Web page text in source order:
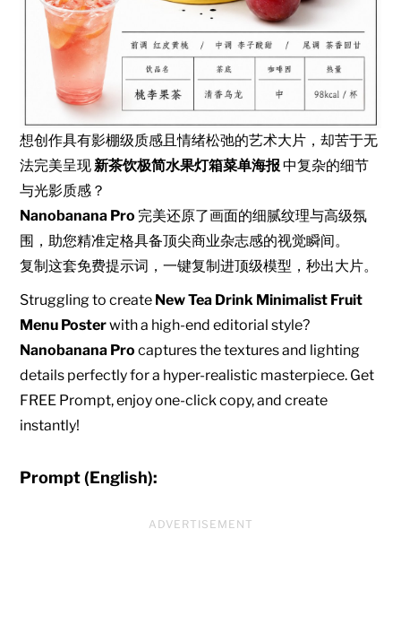
想创作具有影棚级质感且情绪松弛的艺术大片，却苦于无
法完美呈现 新茶饮极简水果灯箱菜单海报 中复杂的细节
与光影质感？
Nanobanana Pro 完美还原了画面的细腻纹理与高级氛
围，助您精准定格具备顶尖商业杂志感的视觉瞬间。
复制这套免费提示词，一键复制进顶级模型，秒出大片。
Struggling to create New Tea Drink Minimalist Fruit
Menu Posterwith a high-end editorial style?
Nanobanana Pro captures the textures and lighting
details perfectly for a hyper-realistic masterpiece. Get
FREE Prompt, enjoy one-click copy, and create
instantly!
Prompt (English):
ADVERTISEMENT